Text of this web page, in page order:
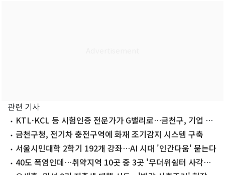
관련 기사
KTL·KCL 등 시험인증 전문가가 G밸리로…금천구, 기업 맞
춤상담
금천구청, 전기차 충전구역에 화재 조기감지 시스템 구축
서울시민대학 2학기 192개 강좌…AI 시대 '인간다움' 묻는다
40도 폭염인데…취약지역 10곳 중 3곳 '무더위쉼터 사각지